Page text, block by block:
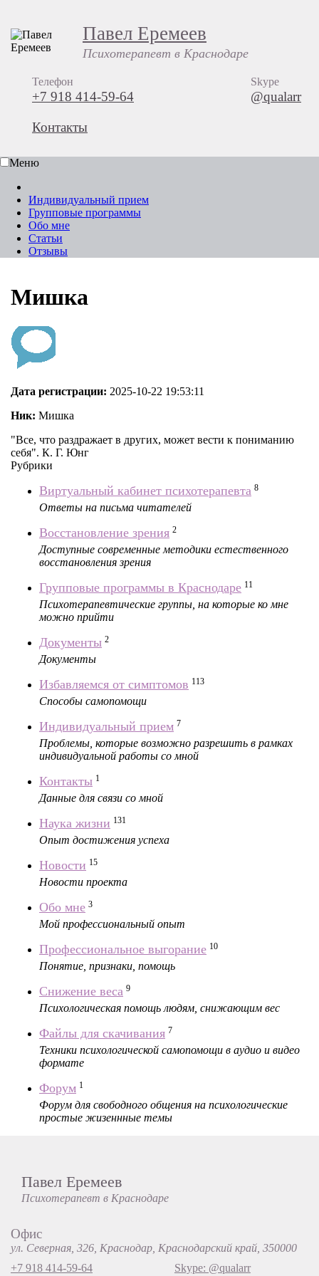
Павел Еремеев
Психотерапевт в Краснодаре
Телефон
+7 918 414-59-64
Skype
@qualarr
Контакты
Меню
Индивидуальный прием
Групповые программы
Обо мне
Статьи
Отзывы
Мишка
Дата регистрации: 2025-10-22 19:53:11
Ник: Мишка
"Все, что раздражает в других, может вести к пониманию
себя". К. Г. Юнг
Рубрики
Виртуальный кабинет психотерапевта 8
Ответы на письма читателей
Восстановление зрения 2
Доступные современные методики естественного
восстановления зрения
Групповые программы в Краснодаре 11
Психотерапевтические группы, на которые ко мне
можно прийти
Документы 2
Документы
Избавляемся от симптомов 113
Способы самопомощи
Индивидуальный прием 7
Проблемы, которые возможно разрешить в рамках
индивидуальной работы со мной
Контакты 1
Данные для связи со мной
Наука жизни 131
Опыт достижения успеха
Новости 15
Новости проекта
Обо мне 3
Мой профессиональный опыт
Профессиональное выгорание 10
Понятие, признаки, помощь
Снижение веса 9
Психологическая помощь людям, снижающим вес
Файлы для скачивания 7
Техники психологической самопомощи в аудио и видео
формате
Форум 1
Форум для свободного общения на психологические
простые жизеннные темы
Павел Еремеев
Психотерапевт в Краснодаре
Офис
ул. Северная, 326, Краснодар, Краснодарский край, 350000
+7 918 414-59-64
Skype: @qualarr